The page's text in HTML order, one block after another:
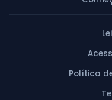
Política